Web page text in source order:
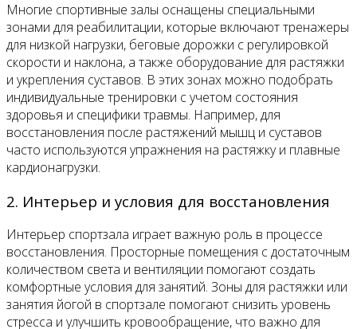
Многие спортивные залы оснащены специальными
зонами для реабилитации, которые включают тренажеры
для низкой нагрузки, беговые дорожки с регулировкой
скорости и наклона, а также оборудование для растяжки
и укрепления суставов. В этих зонах можно подобрать
индивидуальные тренировки с учетом состояния
здоровья и специфики травмы. Например, для
восстановления после растяжений мышц и суставов
часто используются упражнения на растяжку и плавные
кардионагрузки.
2. Интерьер и условия для восстановления
Интерьер спортзала играет важную роль в процессе
восстановления. Просторные помещения с достаточным
количеством света и вентиляции помогают создать
комфортные условия для занятий. Зоны для растяжки или
занятия йогой в спортзале помогают снизить уровень
стресса и улучшить кровообращение, что важно для